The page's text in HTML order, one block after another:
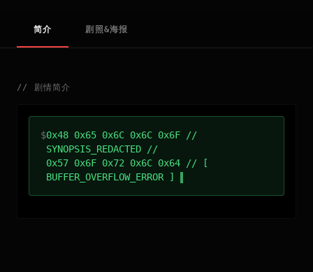
简介 剧照&海报
// 剧情简介
$0x48 0x65 0x6C 0x6C 0x6F //
SYNOPSIS_REDACTED //
0x57 0x6F 0x72 0x6C 0x64 // [
BUFFER_OVERFLOW_ERROR ]